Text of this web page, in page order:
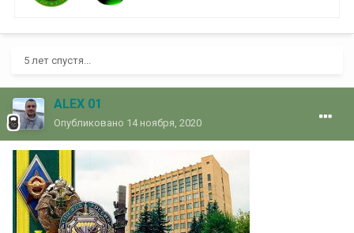
5 лет спустя...
ALEX 01
Опубликовано 14 ноября, 2020